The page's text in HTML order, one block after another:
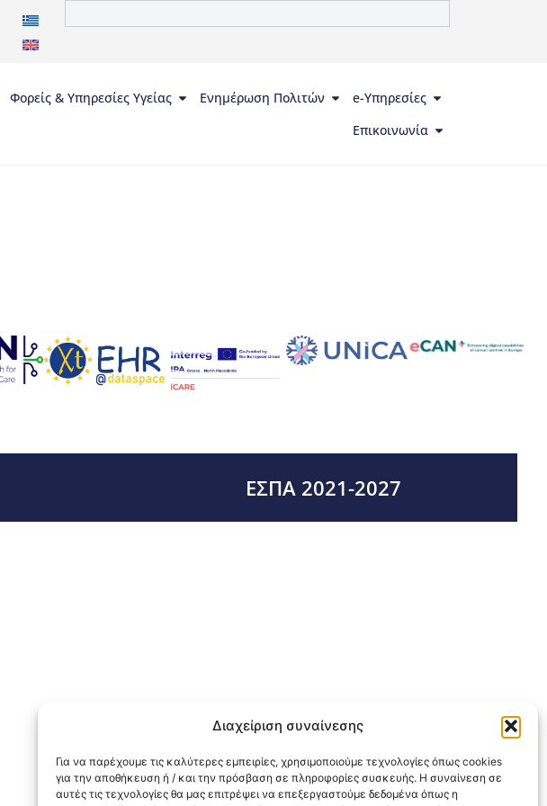
Διαχείριση συναίνεσης
Για να παρέχουμε τις καλύτερες εμπειρίες, χρησιμοποιούμε τεχνολογίες όπως cookies
για την αποθήκευση ή / και την πρόσβαση σε πληροφορίες συσκευής. Η συναίνεση σε
αυτές τις τεχνολογίες θα μας επιτρέψει να επεξεργαστούμε δεδομένα όπως η
Φορείς & Υπηρεσίες Υγείας Ενημέρωση Πολιτών
e-Υπηρεσίες
Επικοινωνία
ΕΣΠΑ 2021-2027